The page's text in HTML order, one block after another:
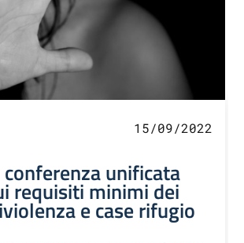
15/09/2022
unificata
requisiti minimi dei
e case rifugio